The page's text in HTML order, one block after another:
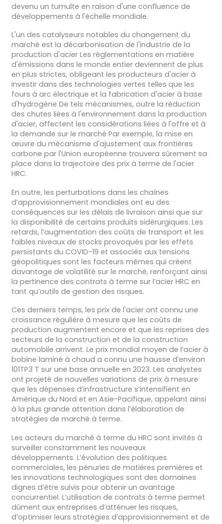
devenu un tumulte en raison d'une confluence de
développements à l'échelle mondiale.
L'un des catalyseurs notables du changement du
marché est la décarbonisation de l'industrie de la
production d'acier Les réglementations en matière
d'émissions dans le monde entier deviennent de plus
en plus strictes, obligeant les producteurs d'acier à
investir dans des technologies vertes telles que les
fours à arc électrique et la fabrication d'acier à base
d'hydrogène De tels mécanismes, outre la réduction
des chutes liées à l'environnement dans la production
d'acier, affectent les considérations liées à l'offre et à
la demande sur le marché Par exemple, la mise en
œuvre du mécanisme d'ajustement aux frontières
carbone par l'Union européenne trouvera sûrement sa
place dans la trajectoire des prix à terme de l'acier
HRC.
En outre, les perturbations dans les chaînes
d’approvisionnement mondiales ont eu des
conséquences sur les délais de livraison ainsi que sur
la disponibilité de certains produits sidérurgiques. Les
retards, l’augmentation des coûts de transport et les
faibles niveaux de stocks provoqués par les effets
persistants du COVID-19 et associés aux tensions
géopolitiques sont les facteurs mêmes qui créent
davantage de volatilité sur le marché, renforçant ainsi
la pertinence des contrats à terme sur l’acier HRC en
tant qu’outils de gestion des risques.
Ces derniers temps, les prix de l'acier ont connu une
croissance régulière à mesure que les coûts de
production augmentent encore et que les reprises des
secteurs de la construction et de la construction
automobile arrivent. Le prix mondial moyen de l’acier à
bobine laminé à chaud a connu une hausse d’environ
101TP3 T sur une base annuelle en 2023. Les analystes
ont projeté de nouvelles variations de prix à mesure
que les dépenses d’infrastructure s’intensifient en
Amérique du Nord et en Asie-Pacifique, appelant ainsi
à la plus grande attention dans l’élaboration de
stratégies de marché à terme.
Les acteurs du marché à terme du HRC sont invités à
surveiller constamment les nouveaux
développements. L’évolution des politiques
commerciales, les pénuries de matières premières et
les innovations technologiques sont des domaines
dignes d’être suivis pour obtenir un avantage
concurrentiel. L’utilisation de contrats à terme permet
dûment aux entreprises d’atténuer les risques,
d’optimiser leurs stratégies d’approvisionnement et de